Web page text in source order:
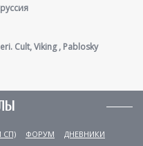
Cult, Viking , Pablosky
СП) ФОРУМ ДНЕВНИКИ